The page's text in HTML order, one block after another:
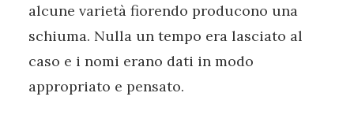
alcune varietà fiorendo producono una
schiuma. Nulla un tempo era lasciato al
caso e i nomi erano dati in modo
appropriato e pensato.